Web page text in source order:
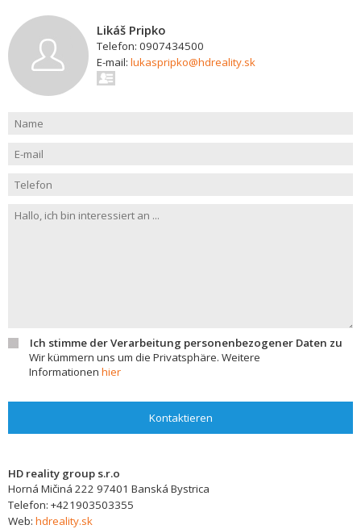
Likáš Pripko
Telefon: 0907434500
E-mail: lukaspripko@hdreality.sk
Ich stimme der Verarbeitung personenbezogener Daten zu
Wir kümmern uns um die Privatsphäre. Weitere
Informationen hier
Kontaktieren
HD reality group s.r.o
Horná Mičiná 222 97401 Banská Bystrica
Telefon: +421903503355
Web: hdreality.sk